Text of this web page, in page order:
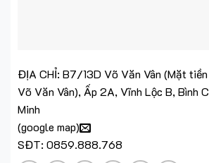
ĐỊA CHỈ: B7/13D Võ Văn Vân (Mặt
Võ Văn Vân), Ấp 2A, Vĩnh Lộc B, Bình
Minh
(google map)
SĐT: 0859.888.768